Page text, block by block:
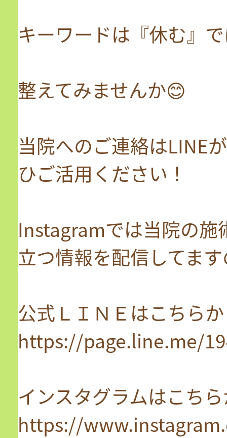
キーワードは『休む』
整えてみませんか😊
当院へのご連絡はLINE
ひご活用ください！
Instagramでは当院の施
立つ情報を配信してま
公式ＬＩＮＥはこちら
https://page.line.me/
インスタグラムはこち
https://